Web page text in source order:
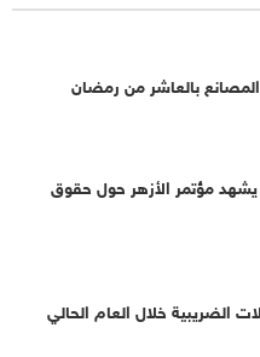
المصانع بالعاشر من رمضان
يشهد مؤتمر الأزهر حول حقوق
الضريبية خلال العام الحالي